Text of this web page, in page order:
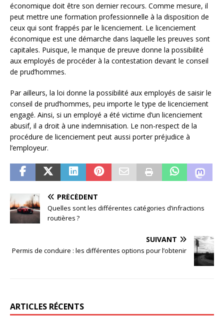
économique doit être son dernier recours. Comme mesure, il
peut mettre une formation professionnelle à la disposition de
ceux qui sont frappés par le licenciement. Le licenciement
économique est une démarche dans laquelle les preuves sont
capitales. Puisque, le manque de preuve donne la possibilité
aux employés de procéder à la contestation devant le conseil
de prud’hommes.
Par ailleurs, la loi donne la possibilité aux employés de saisir le
conseil de prud’hommes, peu importe le type de licenciement
engagé. Ainsi, si un employé a été victime d’un licenciement
abusif, il a droit à une indemnisation. Le non-respect de la
procédure de licenciement peut aussi porter préjudice à
l’employeur.
PRÉCÉDENT
Quelles sont les différentes catégories d’infractions
routières ?
SUIVANT
Permis de conduire : les différentes options pour l’obtenir
ARTICLES RÉCENTS